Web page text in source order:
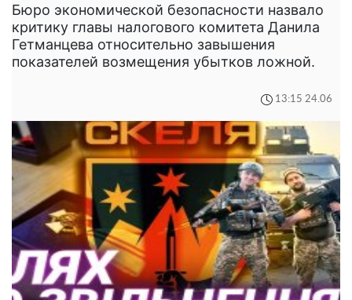
Бюро экономической безопасности назвало
критику главы налогового комитета Данила
Гетманцева относительно завышения
показателей возмещения убытков ложной.
13:15 24.06